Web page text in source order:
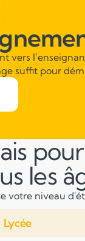
vers
suffit pour
pour
les
votre niveau
Lycée